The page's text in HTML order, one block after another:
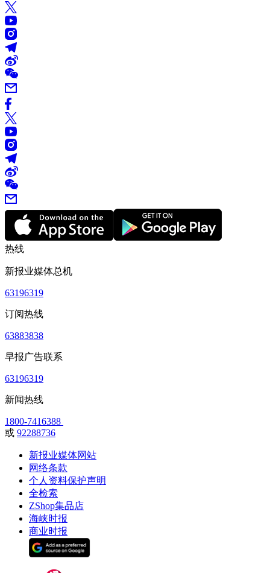
热线
新报业媒体总机
63196319
订阅热线
63883838
早报广告联系
63196319
新闻热线
1800-7416388
或 92288736
新报业媒体网站
网络条款
个人资料保护声明
全检索
ZShop集品店
海峡时报
商业时报